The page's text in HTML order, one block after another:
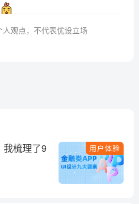
观点，不代表优设立场
用户体验
梳理了9